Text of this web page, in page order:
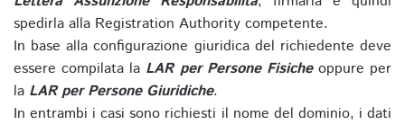
spedirla alla Registration Authority competente.
In base alla configurazione giuridica del richiedente deve
essere compilata la LAR per Persone Fisicheoppure per
la LAR per Persone Giuridiche.
In entrambi i casi sono richiesti il nome del dominio, i dati